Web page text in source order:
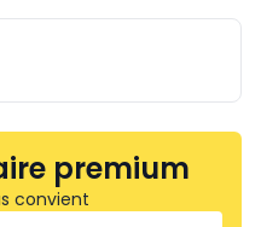
premium
convient